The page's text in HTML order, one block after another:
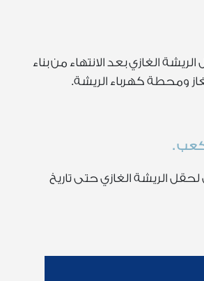
الريشة الغازي بعد الانتهاء من بناء
ومحطة كهرباء الريشة.
لحقل الريشة الغازي حتى تاريخ